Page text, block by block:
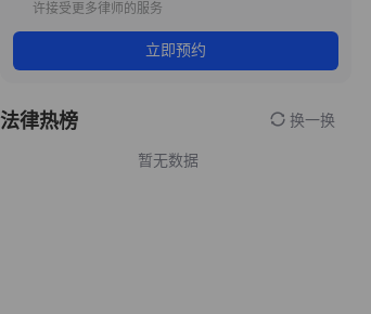
许接受更多律师的服务
立即预约
法律热榜 换一换
暂无数据